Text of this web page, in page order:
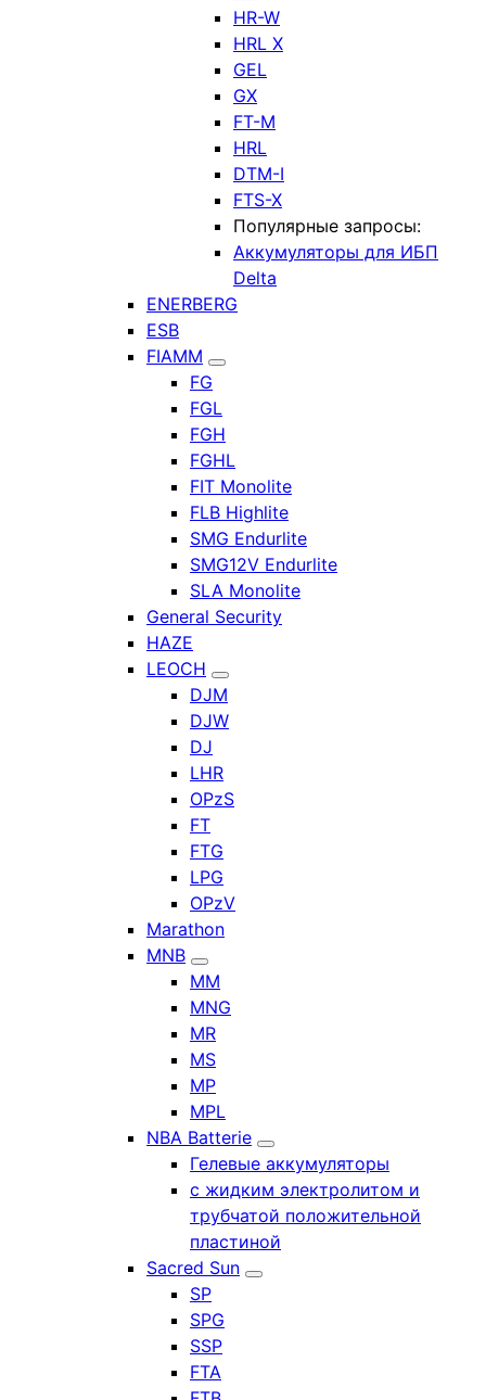
HR-W
HRL X
GEL
GX
FT-M
HRL
DTM-I
FTS-X
Популярные запросы:
Аккумуляторы для ИБП
Delta
ENERBERG
ESB
FIAMM
FG
FGL
FGH
FGHL
FIT Monolite
FLB Highlite
SMG Endurlite
SMG12V Endurlite
SLA Monolite
General Security
HAZE
LEOCH
DJM
DJW
DJ
LHR
OPzS
FT
FTG
LPG
OPzV
Marathon
MNB
MM
MNG
MR
MS
MP
MPL
NBA Batterie
Гелевые аккумуляторы
с жидким электролитом и
трубчатой положительной
пластиной
Sacred Sun
SP
SPG
SSP
FTA